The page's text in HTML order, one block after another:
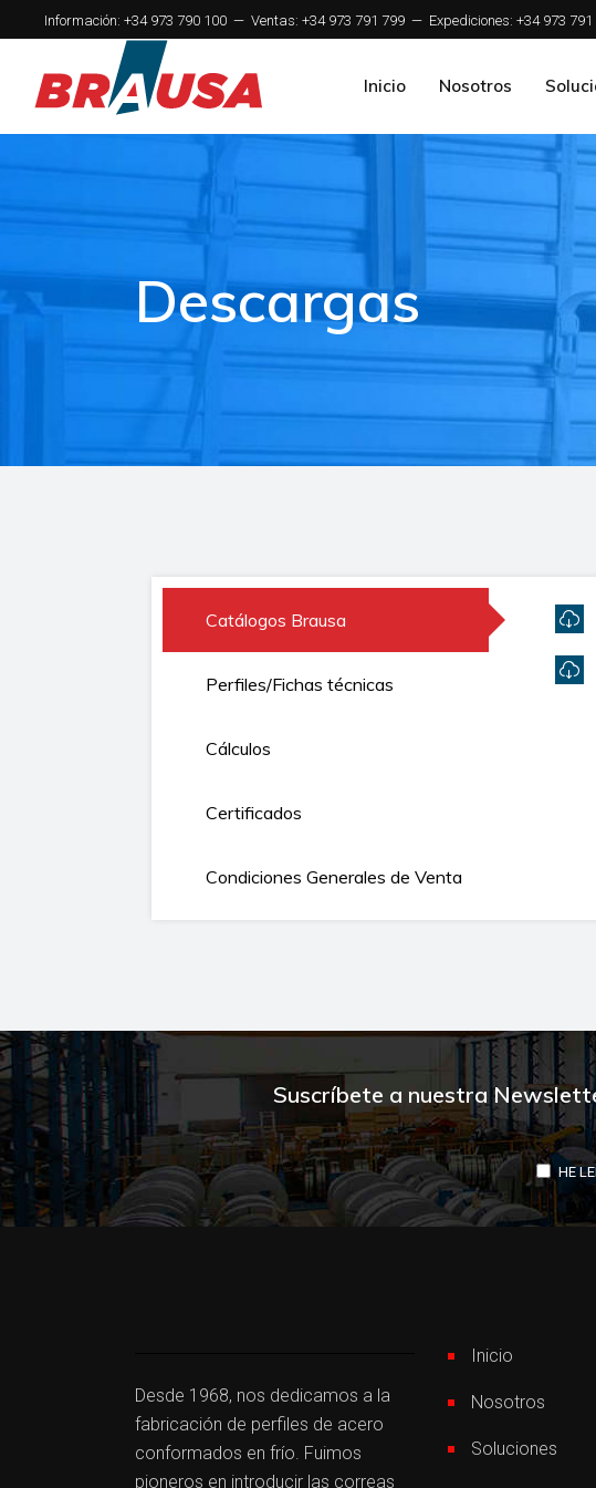
Información: +34 973 790 100 — Ventas: +34 973 791 799 — Expediciones: +34 973 791
Inicio Nosotros
Descargas
Catálogos Brausa
Perfiles/Fichas técnicas
Cálculos
Certificados
Condiciones Generales de Venta
Suscríbete a nuestra
HE
Desde 1968, nos dedicamos a la
fabricación de perfiles de acero
conformados en frío. Fuimos
pioneros en introducir las correas
Inicio
Nosotros
Soluciones